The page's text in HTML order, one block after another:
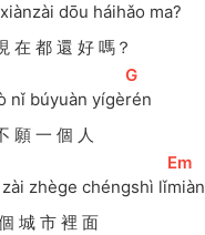
dōu háihǎo ma?
都 還 好 嗎？
nǐ búyuàn yígè
[
G
rén
願 一 個 人
zhège chéngshì lǐ
[Em
miàn
城 市 裡 面